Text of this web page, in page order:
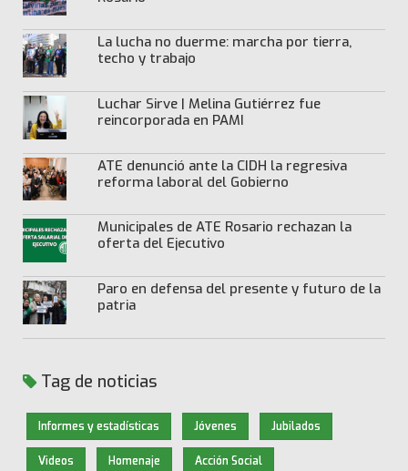
La lucha no duerme: marcha por tierra,
techo y trabajo
Luchar Sirve | Melina Gutiérrez fue
reincorporada en PAMI
ATE denunció ante la CIDH la regresiva
reforma laboral del Gobierno
Municipales de ATE Rosario rechazan la
oferta del Ejecutivo
Paro en defensa del presente y futuro de la
patria
Tag de noticias
Informes y estadísticas Jóvenes Jubilados
Videos Homenaje Acción Social